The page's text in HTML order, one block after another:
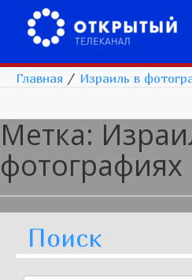
Главная / Израиль в
Метка:
фотографиях
Поиск